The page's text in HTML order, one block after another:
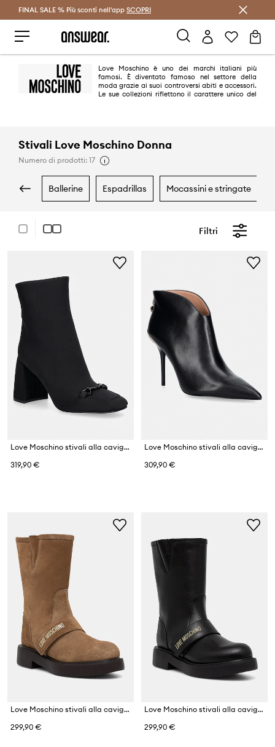
Risparmia con Answear Club >
FINAL SALE % Più sconti nell'app SCOPRI
Love Moschino è uno dei marchi italiani più
famosi. È diventato famoso nel settore della
moda grazie ai suoi controversi abiti e accessori.
Le sue collezioni riflettono il carattere unico del
Stivali Love Moschino Donna
Numero di prodotti: 17
ballerine espadrillas mocassini e stringate
Filtri
Love Moschino stivali alla caviglia su tacco basso da donna
319,90 €
Love Moschino stivali alla caviglia su una spilla da donna in pelle
309,90 €
Love Moschino stivali alla caviglia tacchi piatti da donna in scamoscio
299,90 €
Love Moschino stivali alla caviglia tacchi piatti da donna in pelle
299,90 €